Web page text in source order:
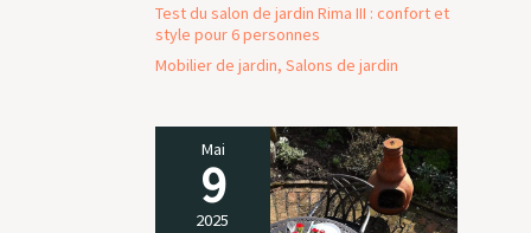
Test du salon de jardin Rima III : confort et
style pour 6 personnes
Mobilier de jardin, Salons de jardin
Mai
9
2025